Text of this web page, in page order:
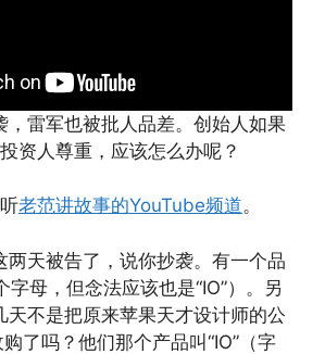
，雷军也被批人品差。创始人如果
资人尊重，应该怎么办呢？
老范讲故事的YouTube频道。
两天被告了，说你抄袭。有一个品
字母，但念法应该也是“IO”）。另
天不是把原来苹果天才设计师的公
了吗？他们那个产品叫“IO”（字